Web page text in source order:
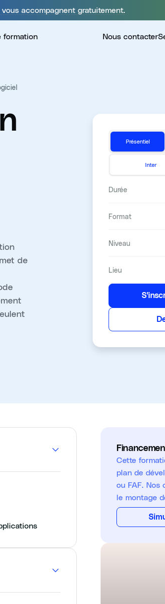
accompagnent gratuitement.
formation Nous contacter
de
Présentiel
Inter
Durée
Format
Niveau
Lieu
Cette
plan de
ou FAF. Nos
le montage